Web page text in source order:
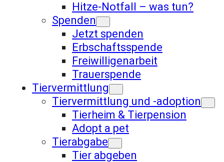
Hitze-Notfall – was tun?
Spenden
Jetzt spenden
Erbschaftsspende
Freiwilligenarbeit
Trauerspende
Tiervermittlung
Tiervermittlung und -adoption
Tierheim & Tierpension
Adopt a pet
Tierabgabe
Tier abgeben